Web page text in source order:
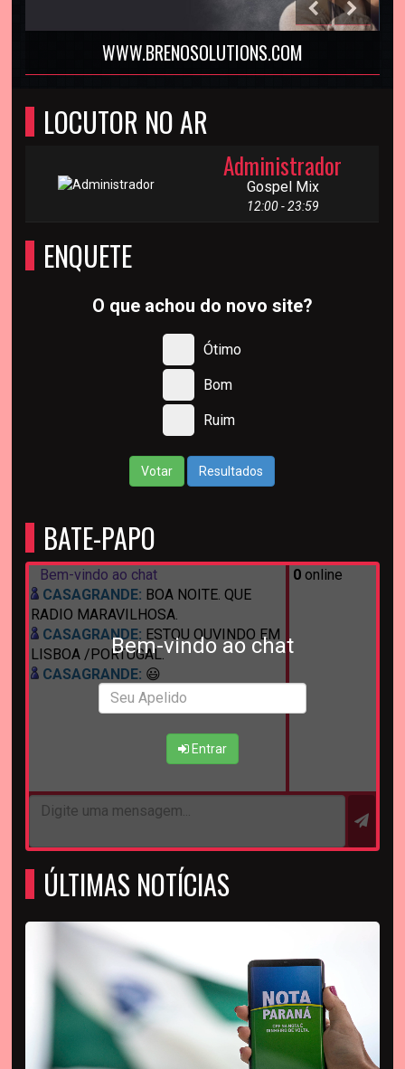
LOCUTOR NO AR
Administrador
Gospel Mix
12:00 - 23:59
ENQUETE
O que achou do novo site?
Ótimo
Bom
Ruim
Votar Resultados
BATE-PAPO
Bem-vindo ao chat
Entrar
Bem-vindo ao chat
CASAGRANDE: BOA NOITE. QUE
RADIO MARAVILHOSA.
CASAGRANDE: ESTOU OUVINDO EM
LISBOA /PORTUGAL.
CASAGRANDE: 😃
0online
ÚLTIMAS NOTÍCIAS